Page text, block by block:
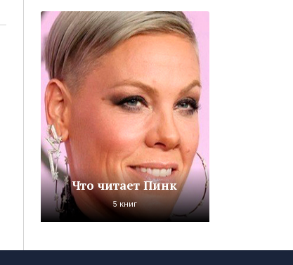
Что читает Пинк
5 книг